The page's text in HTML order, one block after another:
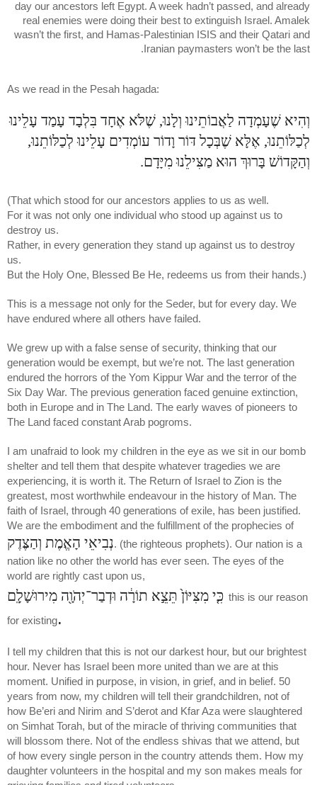
day our ancestors left Egypt. A week hadn’t passed, and already
real enemies were doing their best to extinguish Israel. Amalek
wasn’t the first, and Hamas-Palestinian ISIS and their Qatari and
Iranian paymasters won’t be the last.
As we read in the Pesah hagada:
וְהִיא שֶׁעָמְדָה לַאֲבוֹתֵינוּ וְלָנוּ, שֶׁלֹּא אֶחָד בִּלְבָד עָמַד עָלֵינוּ
לְכַלּוֹתֵנוּ, אֶלָּא שֶׁבְּכָל דּוֹר וָדוֹר עוֹמְדִים עָלֵינוּ לְכַלּוֹתֵנוּ,
וְהַקָּדוֹשׁ בָּרוּךְ הוּא מַצִּילֵנוּ מִיָּדָם.
(That which stood for our ancestors​ applies to us as well.
For it was not only one individua​l who stood up against us to
destroy us.
Rathe​r, in every generatio​n they stand up against us to destroy
us.
But the Holy One, Blessed Be He, redeems us from their hands.)
This is a message not only for the Seder, but for every day. We
have endured where all others have failed.
We grew up with a false sense of security, thinking that our
generation would be exempt, but we’re not. The last generation
endured the horrors of the Yom Kippur War and the terror of the
Six Day War. The previous generation faced genuine extinction,
both in Europe and in The Land. The early waves of pioneers to
The Land faced constant Arab pogroms.
I am unafraid to look my children in the eye as we sit in our bomb
shelter and tell them that despite whatever tragedies we are
experiencing, it is worth it. The Return of Israel to Zion is the
greatest, most worthwhile endeavour in the history of Man. The
faith of Israel, through 40 generations of exile, has been justified.
We are the embodiment and the fulfillment of the prophecies of
נְבִיאֵי הָאֱמֶת וְהַצֶּדֶק. (the righteous prophets). Our nation is a
nation like no other the world has ever seen. The eyes of the
world are rightly cast upon us,
כִּ֤י מִצִּיּוֹן֙ תֵּצֵ֣א תוֹרָ֔ה וּדְבַר־יְהֹוָ֖ה מִירוּשָׁלָֽ͏ִם this is our reason
for existing.
I tell my children that this is not our darkest hour, but our brightest
hour. Never has Israel been more united than we are at this
moment. Unified in purpose, in vision, in grief, and in belief. 50
years from now, my children will tell their grandchildren, not of
how Be’eri and Nirim and S’derot and Kfar Aza were slaughtered
on Simhat Torah, but of the miracle of thriving communities that
will blossom there. Not of the endless shivas that we attend, but
of how every single person in the country attends them. How my
daughter volunteers in the hospital and my son makes meals for